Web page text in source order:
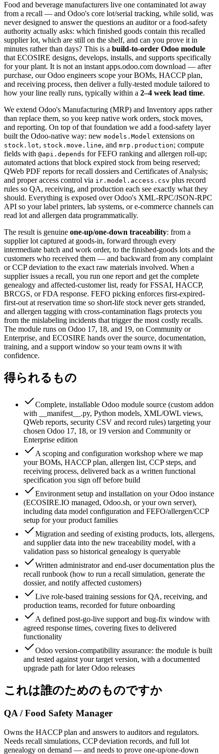
Food and beverage manufacturers live one contaminated lot away
from a recall — and Odoo's core lot/serial tracking, while solid, was
never designed to answer the questions an auditor or a food-safety
authority actually asks: which finished goods contain this recalled
supplier lot, which are still on the shelf, and can you prove it in
minutes rather than days? This is a build-to-order Odoo module
that ECOSIRE designs, develops, installs, and supports specifically
for your plant. It is not an instant apps.odoo.com download — after
purchase, our Odoo engineers scope your BOMs, HACCP plan,
and receiving process, then deliver a fully-tested module tailored to
how your line really runs, typically within a 2–4 week lead time.
We extend Odoo's Manufacturing (MRP) and Inventory apps rather
than replace them, so you keep native work orders, stock moves,
and reporting. On top of that foundation we add a food-safety layer
built the Odoo-native way: new models.Model extensions on
stock.lot, stock.move.line, and mrp.production; compute
fields with @api.depends for FEFO ranking and allergen roll-up;
automated actions that block expired stock from being reserved;
QWeb PDF reports for recall dossiers and Certificates of Analysis;
and proper access control via ir.model.access.csv plus record
rules so QA, receiving, and production each see exactly what they
should. Everything is exposed over Odoo's XML-RPC/JSON-RPC
API so your label printers, lab systems, or e-commerce channels can
read lot and allergen data programmatically.
The result is genuine one-up/one-down traceability: from a
supplier lot captured at goods-in, forward through every
intermediate batch and work order, to the finished-goods lots and the
customers who received them — and backward from any complaint
or CCP deviation to the exact raw materials involved. When a
supplier issues a recall, you run one report and get the complete
genealogy and affected-customer list, ready for FSSAI, HACCP,
BRCGS, or FDA response. FEFO picking enforces first-expired-
first-out at reservation time so short-life stock never gets stranded,
and allergen tagging with cross-contamination flags protects you
from the mislabeling incidents that trigger the most costly recalls.
The module runs on Odoo 17, 18, and 19, on Community or
Enterprise, and ECOSIRE hands over the source, documentation,
training, and a support window so your team owns it with
confidence.
得られるもの
Complete, installable Odoo module source (custom addon
with __manifest__.py, Python models, XML/OWL views,
QWeb reports, security CSV and record rules) targeting your
chosen Odoo 17, 18, or 19 version and Community or
Enterprise edition
A scoping and configuration workshop where we map
your BOMs, HACCP plan, allergen list, CCP steps, and
receiving process, delivered back as a written functional
specification you sign off before build
Environment setup and installation on your Odoo instance
(ECOSIRE.IO managed, Odoo.sh, or your own server),
including data model configuration and FEFO/allergen/CCP
setup for your product families
Migration and seeding of existing products, lots, allergens,
and supplier data into the new traceability model, with a
validation pass so historical genealogy is queryable
Written administrator and end-user documentation plus the
recall runbook (how to run a recall simulation, generate the
dossier, and notify affected customers)
Live role-based training sessions for QA, receiving, and
production teams, recorded for future onboarding
A defined post-go-live support and bug-fix window with
agreed response times, covering fixes to delivered
functionality
Odoo version-compatibility assurance: the module is built
and tested against your target version, with a documented
upgrade path for later Odoo releases
これは誰のためのものですか
QA / Food Safety Manager
Owns the HACCP plan and answers to auditors and regulators.
Needs recall simulations, CCP deviation records, and full lot
genealogy on demand — and needs to prove one-up/one-down